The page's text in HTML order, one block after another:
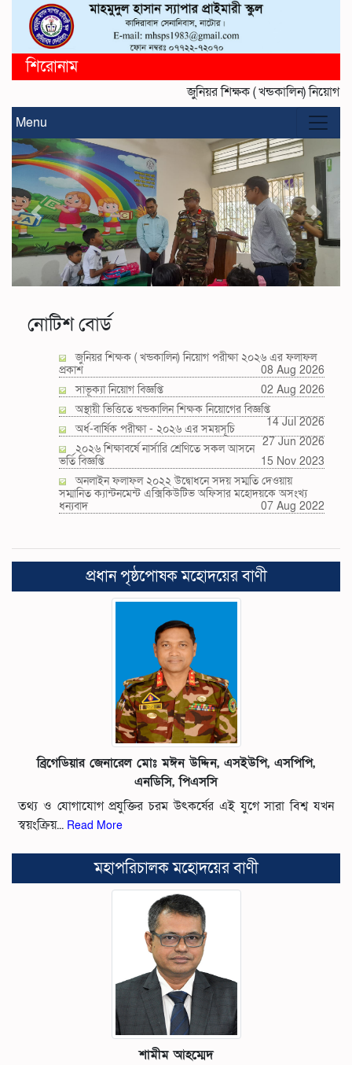
শিরোনাম
জুনিয়র শিক্ষক ( খন্ডকালিন) নিয়োগ
Menu
নোটিশ বোর্ড
জুনিয়র শিক্ষক ( খন্ডকালিন) নিয়োগ পরীক্ষা ২০২৬ এর ফলাফল
প্রকাশ
08 Aug 2026
সাভূক্যা নিয়োগ বিজ্ঞপ্তি
02 Aug 2026
অস্থায়ী ভিত্তিতে খন্ডকালিন শিক্ষক নিয়োগের বিজ্ঞপ্তি
14 Jul 2026
অর্ধ-বার্ষিক পরীক্ষা - ২০২৬ এর সময়সূচি
27 Jun 2026
২০২৬ শিক্ষাবর্ষে নার্সারি শ্রেণিতে সকল আসনে
ভর্তি বিজ্ঞপ্তি
15 Nov 2023
অনলাইন ফলাফল ২০২২ উদ্বোধনে সদয় সম্মতি দেওয়ায়
সম্মানিত ক্যান্টনমেন্ট এক্সিকিউটিভ অফিসার মহোদয়কে অসংখ্য
ধন্যবাদ
07 Aug 2022
প্রধান পৃষ্ঠপোষক মহোদয়ের বাণী
ব্রিগেডিয়ার জেনারেল মোঃ মঈন উদ্দিন, এসইউপি, এসপিপি,
এনডিসি, পিএসসি
তথ্য ও যোগাযোগ প্রযুক্তির চরম উৎকর্ষের এই যুগে সারা বিশ্ব যখন
স্বয়ংক্রিয়... Read More
মহাপরিচালক মহোদয়ের বাণী
শামীম আহম্মেদ